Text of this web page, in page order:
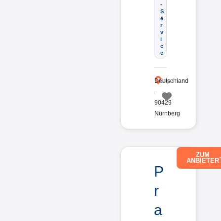
-
S
e
r
v
i
c
e
Deutschland
-
90429
Nürnberg
Bayern
Favorit
P
r
a
ZUM
ANBIETER